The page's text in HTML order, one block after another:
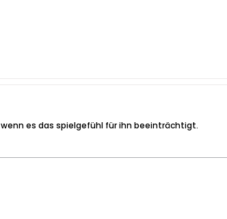
es das spielgefühl für ihn beeinträchtigt.